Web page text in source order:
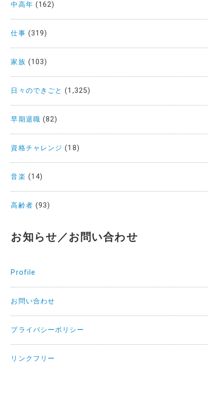
中高年 (162)
仕事 (319)
家族 (103)
日々のできごと (1,325)
早期退職 (82)
資格チャレンジ (18)
音楽 (14)
高齢者 (93)
お知らせ／お問い合わせ
Profile
お問い合わせ
プライバシーポリシー
リンクフリー